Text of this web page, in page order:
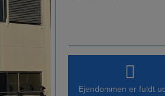
Ejendommen er fuldt